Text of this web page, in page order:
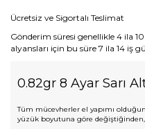
Ücretsiz ve Sigortalı Teslimat
Gönderim süresi genellikle 4 ila
alyansları için bu süre 7 ila 14 iş
0.82gr 8 Ayar Sarı
Tüm mücevherler el yapımı
yüzük boyutuna göre